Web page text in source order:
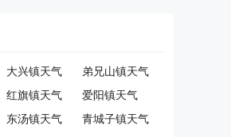
南风
东南风
南风
大兴镇天气
弟兄山镇天气
红旗镇天气
爱阳镇天气
东汤镇天气
青城子镇天气